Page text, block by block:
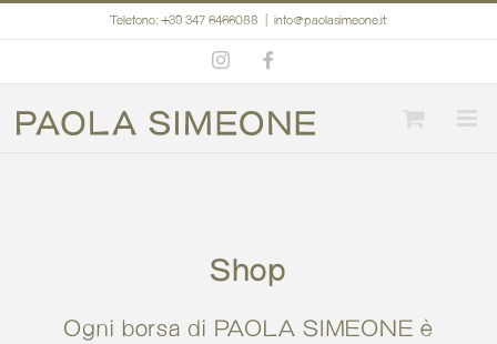
al
Telefono: +39 347 6466088 info@paolasimeone.it
Instagram
Shop
Ogni borsa di PAOLA SIMEONE è